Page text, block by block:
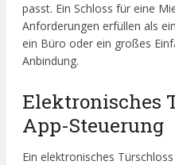
passt. Ein Schloss für eine
Anforderungen erfüllen als
ein Büro oder ein großes
Anbindung.
Elektronisches
App-Steuerung
Ein elektronisches